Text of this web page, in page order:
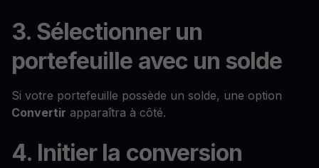
3. Sélectionner un
portefeuille avec un solde
Si votre portefeuille possède un solde, une option
Convertir apparaîtra à côté.
4. Initier la conversion